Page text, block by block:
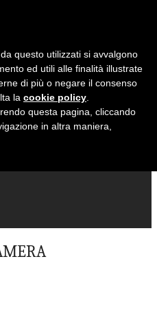
Mondo
AGLI ITALIANI CHE
A
LA SOCIETÀ E
...
"ORGOGLIOSI
questo utilizzati si avvalgono
ed utili alle finalità illustrate
di più o negare il consenso
la cookie policy
questa pagina, cliccando
in altra maniera,